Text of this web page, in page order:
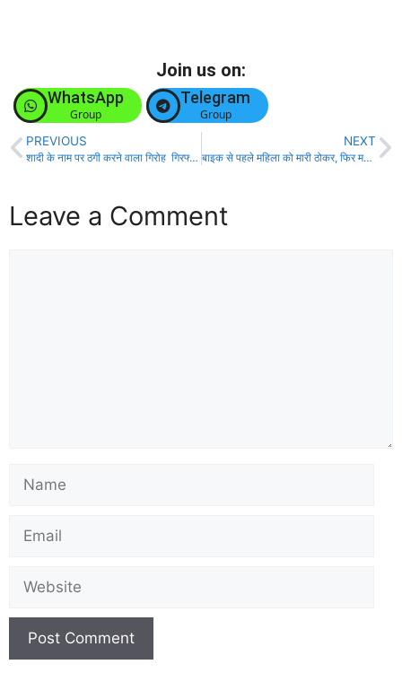
Join us on:
WhatsApp
Group
Telegram
Group
PREVIOUS
शादी के नाम पर ठगी करने वाला गिरोह गिरफ्तार, सोशल मीडिया के माध्यम से लोगों को बनाते थे शिकार!
NEXT
बाइक से पहले महिला को मारी ठोकर, फिर महिला को ही जमकर पीटा, गंभीर अवस्था में ईलाजरत!
Leave a Comment